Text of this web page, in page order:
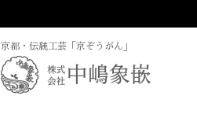
京都・伝統工芸「京ぞうがん」